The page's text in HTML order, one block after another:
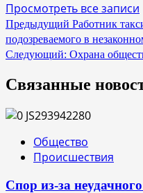
Просмотреть все записи
Навигация
по
записям
Предыдущий Работник
подозреваемого в
Следующий: Охрана
Связанные
Общество
Происшествия
Спор из-за